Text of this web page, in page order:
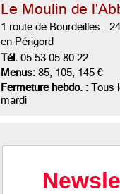
Le Moulin de
1 route de Bourdeilles -
en Périgord
Tél. 05 53 05 80 22
Menus: 85, 105, 145 €
Fermeture hebdo. : Tous
mardi